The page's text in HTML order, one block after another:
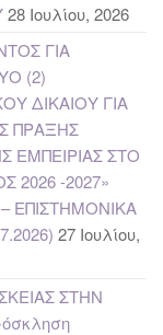
28 Ιουλίου, 2026
ΓΙΑ
(2)
ΔΙΚΑΙΟΥ ΓΙΑ
ΠΡΑΞΗΣ
ΕΜΠΕΙΡΙΑΣ ΣΤΟ
2026 -2027»
ΕΠΙΣΤΗΜΟΝΙΚΑ
27 Ιουλίου,
ΣΤΗΝ